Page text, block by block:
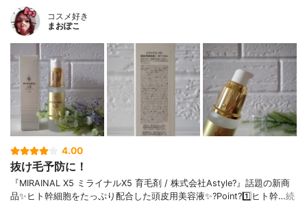
コスメ好き
まおぽこ
4.00
抜け毛予防に！
『MIRAINAL X5 ミライナルX5 育毛剤 / 株式会社Astyle?』話題の新商
品✨ヒト幹細胞をたっぷり配合した頭皮用美容液✨?Point?1️⃣ヒト幹…続